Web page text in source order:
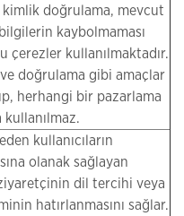
doğrulama, mevcut
kaybolmaması
çerezler kullanılmaktadır.
doğrulama gibi amaçlar
herhangi bir pazarlama
kullanıcıların
olanak sağlayan
dil tercihi veya
hatırlanmasını sağlar.